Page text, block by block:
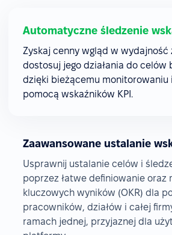
Automatyczne śledzenie
Zyskaj cenny wgląd w wydajność
dostosuj jego działania do celów
dzięki bieżącemu monitorowaniu
pomocą wskaźników KPI.
Zaawansowane ustalanie
Usprawnij ustalanie celów i
poprzez łatwe definiowanie oraz
kluczowych wyników (OKR) dla
pracowników, działów i całej
ramach jednej, przyjaznej dla